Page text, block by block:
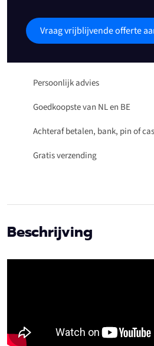
Vraag vrijblijvende offerte
Persoonlijk advies
Goedkoopste van NL en BE
Achteraf betalen, bank, pin of
Gratis verzending
Beschrijving